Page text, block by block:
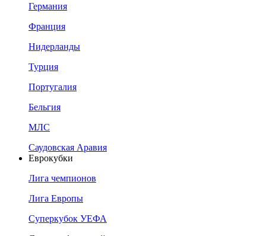
Германия
Франция
Нидерланды
Турция
Португалия
Бельгия
МЛС
Саудовская Аравия
Еврокубки
Лига чемпионов
Лига Европы
Суперкубок УЕФА